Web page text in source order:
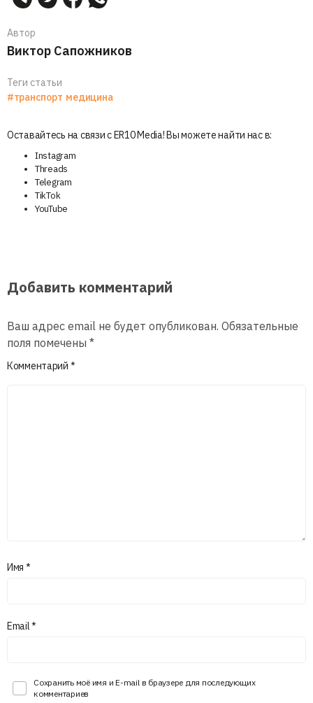
Автор
Виктор Сапожников
Теги статьи
#транспорт медицина
Оставайтесь на связи с ER10 Media! Вы можете найти нас в:
Instagram
Threads
Telegram
TikTok
YouTube
Добавить комментарий
Ваш адрес email не будет опубликован. Обязательные
поля помечены *
Комментарий *
Имя *
Email*
Сохранить моё имя и E-mail в браузере для последующих
комментариев